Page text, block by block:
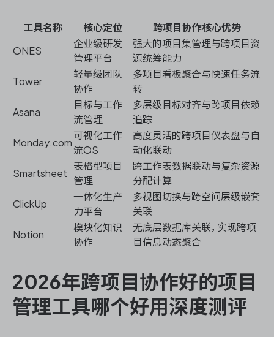
工具名称 核心定位 跨项目协作核心优势
ONES
企业级研发
管理平台
强大的项目集管理与跨项目资
源统筹能力
Tower
轻量级团队
协作
多项目看板聚合与快速任务流
转
Asana
目标与工作
流管理
多层级目标对齐与跨项目依赖
追踪
Monday.com
可视化工作
流OS
高度灵活的跨项目仪表盘与自
动化联动
Smartsheet
表格型项目
管理
跨工作表数据联动与复杂资源
分配计算
ClickUp
一体化生产
力平台
多视图切换与跨空间层级嵌套
关联
Notion
模块化知识
协作
无底层数据库关联，实现跨项
目信息动态聚合
2026年跨项目协作好的项目
管理工具哪个好用深度测评